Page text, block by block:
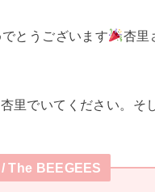
とうございます 杏里
里でいてください。そ
The BEEGEES